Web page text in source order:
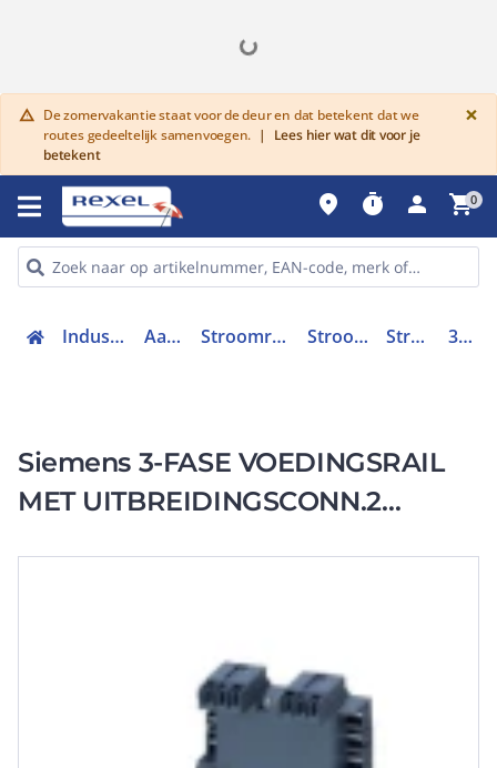
warning De zomervakantie staat voor de deur en dat betekent dat we
routes gedeeltelijk samenvoegen. |
Lees hier wat dit voor je
betekent
×
place timer person shopping_cart0
Industriele componenten Aansluittechniek Stroomrails en doorverbindingen Stroomrail (toebehoren) Stroomrailadapter 3RV29174A
Siemens 3-FASE VOEDINGSRAIL
MET UITBREIDINGSCONN.2